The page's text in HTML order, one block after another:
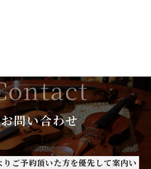
お問い合わせ
ご予約頂いた方を優先して案内い